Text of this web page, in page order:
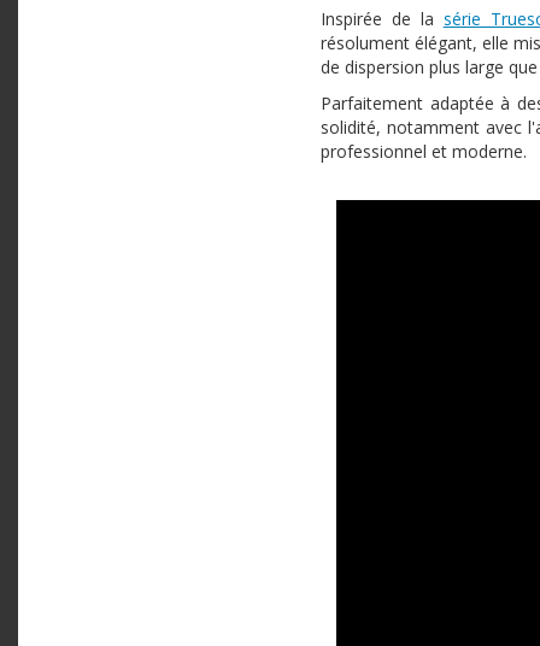
Inspirée de la série
résolument élégant, elle
de dispersion plus large
Parfaitement adaptée à
solidité, notamment avec
professionnel et moderne.